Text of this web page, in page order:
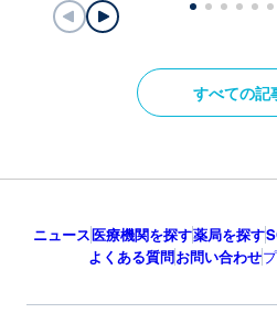
すべての記
ニュース医療機関を探す薬局を探す
よくある質問お問い合わせ